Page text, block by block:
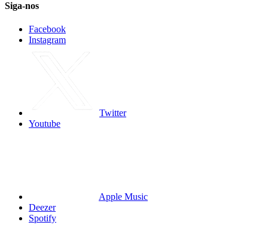
Siga-nos
Facebook
Instagram
Twitter
Youtube
Apple Music
Deezer
Spotify